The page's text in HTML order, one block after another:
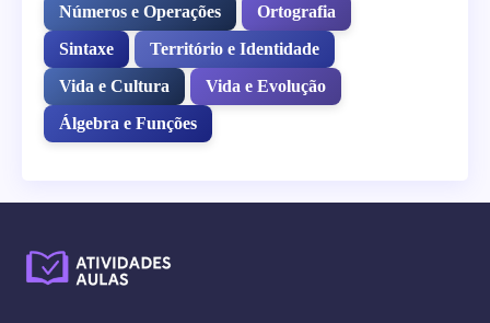
Números e Operações
Ortografia
Sintaxe
Território e Identidade
Vida e Cultura
Vida e Evolução
Álgebra e Funções